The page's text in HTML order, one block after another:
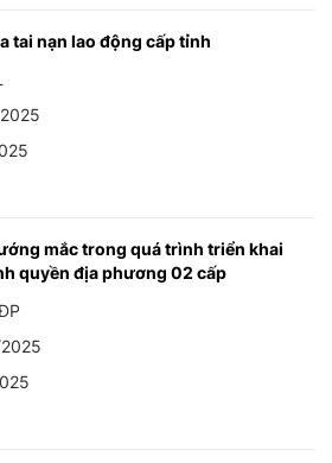
tai nạn lao động cấp tỉnh
mắc trong quá trình triển khai
quyền địa phương 02 cấp